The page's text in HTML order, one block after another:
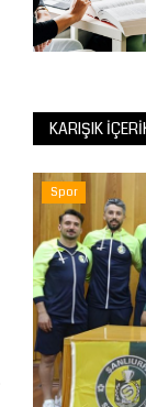
KARIŞIK
Spor